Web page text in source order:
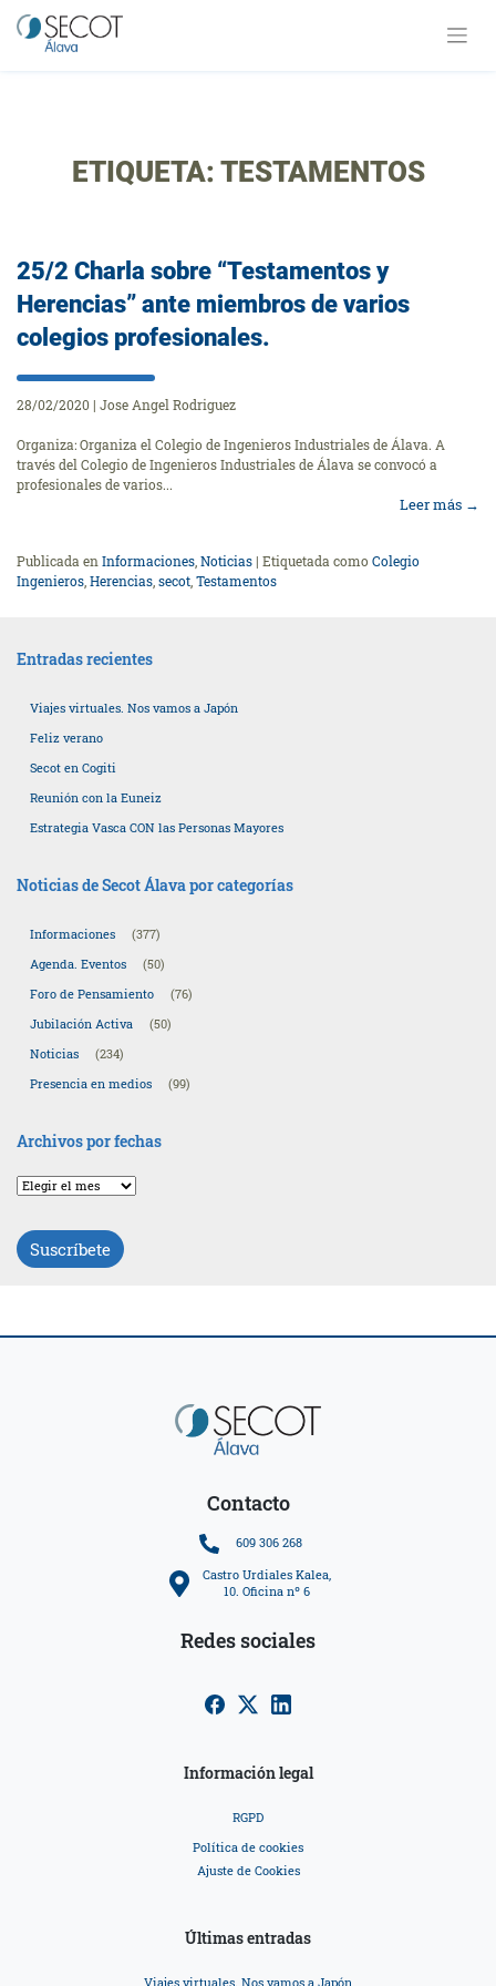
contenido
ETIQUETA: TESTAMENTOS
25/2 Charla sobre “Testamentos y
Herencias” ante miembros de varios
colegios profesionales.
28/02/2020 | Jose Angel Rodriguez
Organiza: Organiza el Colegio de Ingenieros Industriales de Álava. A
través del Colegio de Ingenieros Industriales de Álava se convocó a
profesionales de varios...
Leer más →
Publicada en Informaciones Noticias | Etiquetada como Colegio
Ingenieros Herencias secot Testamentos
Entradas recientes
Viajes virtuales. Nos vamos a Japón
Feliz verano
Secot en Cogiti
Reunión con la Euneiz
Estrategia Vasca CON las Personas Mayores
Noticias de Secot Álava por categorías
Informaciones
(377)
Agenda. Eventos
(50)
Foro de Pensamiento
(76)
Jubilación Activa
(50)
Noticias
(234)
Presencia en medios
(99)
Archivos por fechas
Archivos
por
Suscríbete
Contacto
609 306 268
Castro Urdiales Kalea,
10. Oficina nº 6
Redes sociales
Información legal
RGPD
Política de cookies
Ajuste de Cookies
Últimas entradas
Viajes virtuales. Nos vamos a Japón